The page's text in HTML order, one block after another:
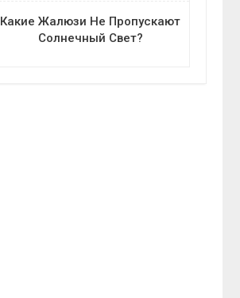
Какие Жалюзи Не Пропускают
Солнечный Свет?